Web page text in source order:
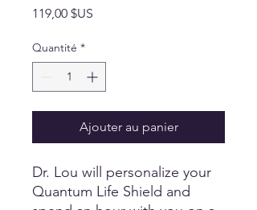
119,00 $US
Quantité *
Ajouter au panier
Dr. Lou will personalize your
Quantum Life Shield and